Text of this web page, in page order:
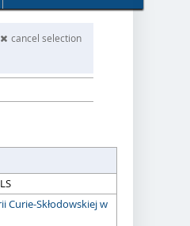
cancel selection
Curie-Skłodowskiej w